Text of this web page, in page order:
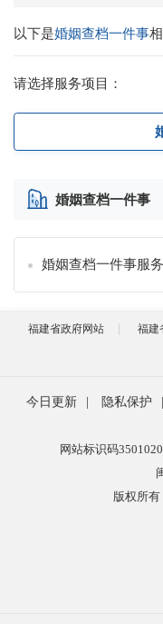
以下是婚姻查档一件事
请选择服务项目：
婚姻查档一件事
婚姻查档一件事服务
福建省政府网站 福建
今日更新 隐私保护
网站标识码
版权所